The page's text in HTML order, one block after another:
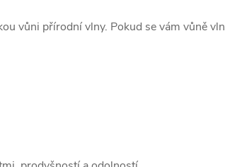
vůni přírodní vlny. Pokud se vám vůně